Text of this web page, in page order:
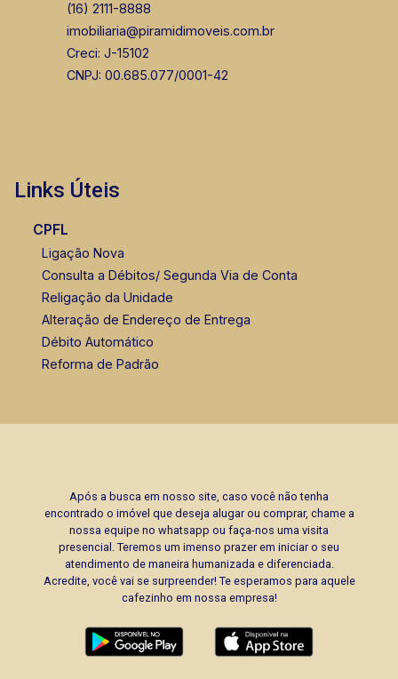
(16) 2111-8888
imobiliaria@piramidimoveis.com.br
Creci: J-15102
CNPJ: 00.685.077/0001-42
Links Úteis
CPFL
Ligação Nova
Consulta a Débitos/ Segunda Via de Conta
Religação da Unidade
Alteração de Endereço de Entrega
Débito Automático
Reforma de Padrão
Após a busca em nosso site, caso você não tenha
encontrado o imóvel que deseja alugar ou comprar, chame a
nossa equipe no whatsapp ou faça-nos uma visita
presencial. Teremos um imenso prazer em iniciar o seu
atendimento de maneira humanizada e diferenciada.
Acredite, você vai se surpreender! Te esperamos para aquele
cafezinho em nossa empresa!